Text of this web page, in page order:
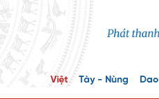
Việt Tày - Nùng Dao